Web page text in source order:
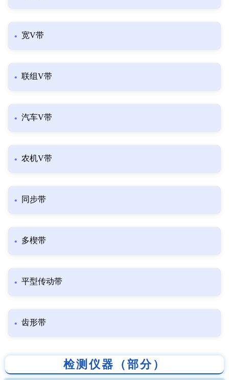
宽V带
联组V带
汽车V带
农机V带
同步带
多楔带
平型传动带
齿形带
检测仪器（部分）